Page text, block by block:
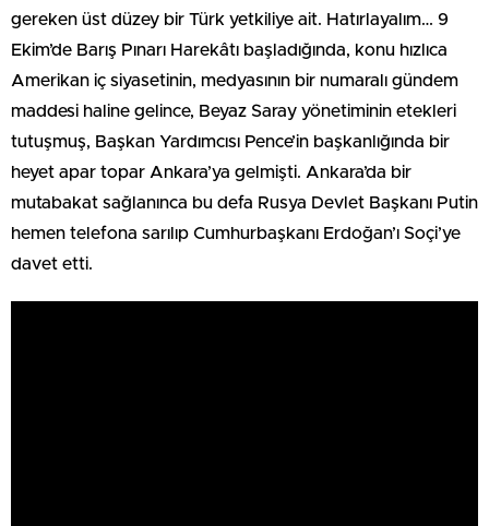
gereken üst düzey bir Türk yetkiliye ait. Hatırlayalım… 9
Ekim’de Barış Pınarı Harekâtı başladığında, konu hızlıca
Amerikan iç siyasetinin, medyasının bir numaralı gündem
maddesi haline gelince, Beyaz Saray yönetiminin etekleri
tutuşmuş, Başkan Yardımcısı Pence’in başkanlığında bir
heyet apar topar Ankara’ya gelmişti. Ankara’da bir
mutabakat sağlanınca bu defa Rusya Devlet Başkanı Putin
hemen telefona sarılıp Cumhurbaşkanı Erdoğan’ı Soçi’ye
davet etti.